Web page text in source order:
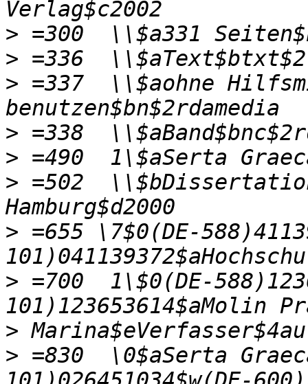
>
>
> =337  \\$aohne
>
>
> =502
> =655 \7$0(DE-
> =700  1\$0(DE-
>
> =830  \0$aSerta